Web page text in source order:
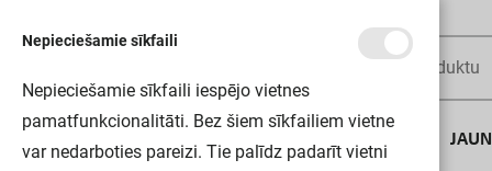
Nepieciešamie sīkfaili
Nepieciešamie sīkfaili iespējo vietnes
pamatfunkcionalitāti. Bez šiem sīkfailiem vietne
var nedarboties pareizi. Tie palīdz padarīt vietni